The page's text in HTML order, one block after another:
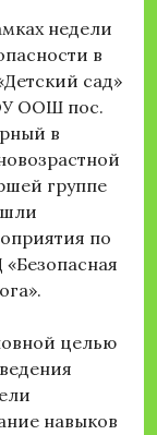
недели
в
сад»
ООШ пос.
в
группе
по
целью
навыков